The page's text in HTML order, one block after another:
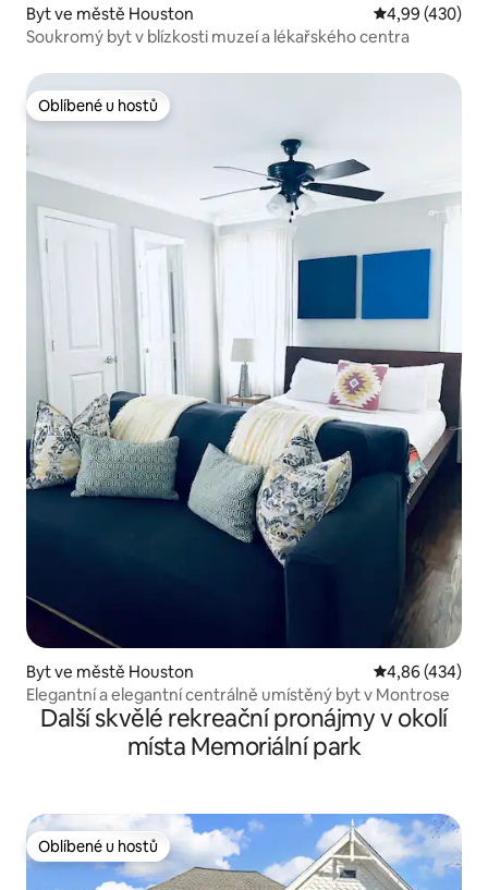
Byt ve městě Houston Průměrné
4,99 (430)
Soukromý byt v blízkosti muzeí a lékařského centra
Oblíbené u hostů
Oblíbené u hostů
Byt ve městě Houston Průměrné
4,86 (434)
Elegantní a elegantní centrálně umístěný byt v Montrose
Další skvělé rekreační pronájmy v okolí
místa Memoriální park
Oblíbené u hostů
Oblíbené u hostů